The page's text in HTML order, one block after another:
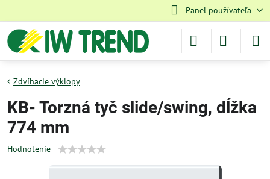
Panel používateľa
Zdvíhacie výklopy
KB- Torzná tyč slide/swing, dĺžka
774 mm
Hodnotenie